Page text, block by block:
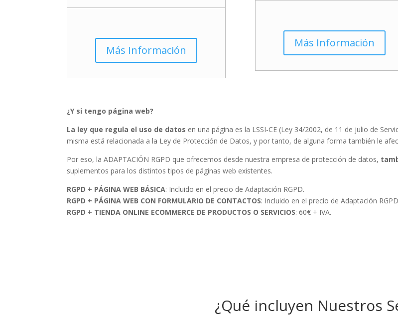
Más Información
Más Información
¿Y si tengo página web?
La ley que regula el uso de datos en una página es la LSSI-CE (Ley 34/2002, de 11 de julio de
misma está relacionada a la Ley de Protección de Datos, y por tanto, de alguna forma también le
Por eso, la ADAPTACIÓN RGPD que ofrecemos desde nuestra empresa de protección de datos,
suplementos para los distintos tipos de páginas web existentes.
RGPD + PÁGINA WEB BÁSICA: Incluido en el precio de Adaptación RGPD.
RGPD + PÁGINA WEB CON FORMULARIO DE CONTACTOS: Incluido en el precio de Adaptación
RGPD + TIENDA ONLINE ECOMMERCE DE PRODUCTOS O SERVICIOS: 60€ + IVA.
¿Qué incluyen Nuestros